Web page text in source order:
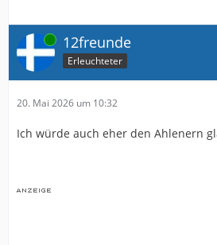
Online 12freunde
Erleuchteter
20. Mai 2026 um 10:32
Ich würde auch eher den Ahlenern